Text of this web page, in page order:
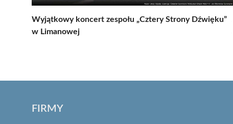
Wyjątkowy koncert zespołu „Cztery Strony Dźwięku”
w Limanowej
FIRMY